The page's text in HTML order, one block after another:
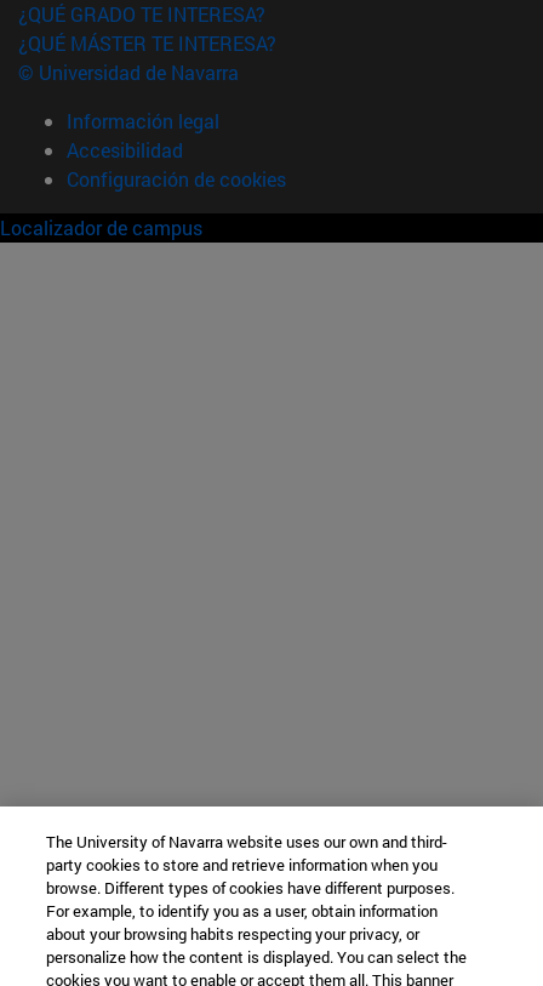
¿QUÉ GRADO TE INTERESA?
¿QUÉ MÁSTER TE INTERESA?
© Universidad de Navarra
Información legal
Accesibilidad
Configuración de cookies
Localizador de campus
The University of Navarra website uses our own and third-
party cookies to store and retrieve information when you
browse. Different types of cookies have different purposes.
For example, to identify you as a user, obtain information
about your browsing habits respecting your privacy, or
personalize how the content is displayed. You can select the
cookies you want to enable or accept them all. This banner